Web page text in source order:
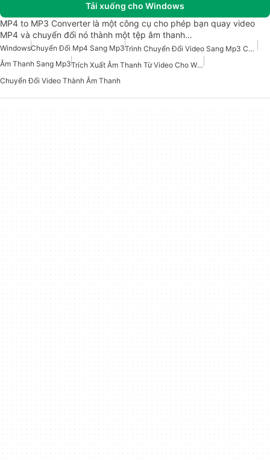
Tải xuống cho Windows
MP4 to MP3 Converter là một công cụ cho phép bạn quay video
MP4 và chuyển đổi nó thành một tệp âm thanh…
WindowsChuyển Đổi Mp4 Sang Mp3
Trình Chuyển Đổi Video Sang Mp3 Cho Windows
Âm Thanh Sang Mp3
Trích Xuất Âm Thanh Từ Video Cho Windows
Chuyển Đổi Video Thành Âm Thanh